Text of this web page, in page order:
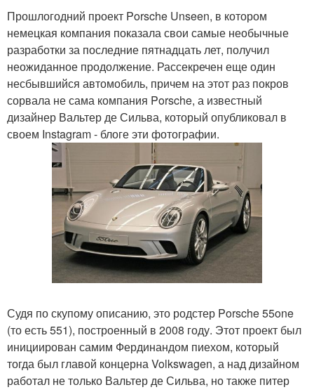
Прошлогодний проект Porsche Unseen, в котором
немецкая компания показала свои самые необычные
разработки за последние пятнадцать лет, получил
неожиданное продолжение. Рассекречен еще один
несбывшийся автомобиль, причем на этот раз покров
сорвала не сама компания Porsche, а известный
дизайнер Вальтер де Сильва, который опубликовал в
своем Instagram - блоге эти фотографии.
Судя по скупому описанию, это родстер Porsche 55one
(то есть 551), построенный в 2008 году. Этот проект был
инициирован самим Фердинандом пиехом, который
тогда был главой концерна Volkswagen, а над дизайном
работал не только Вальтер де Сильва, но также питер